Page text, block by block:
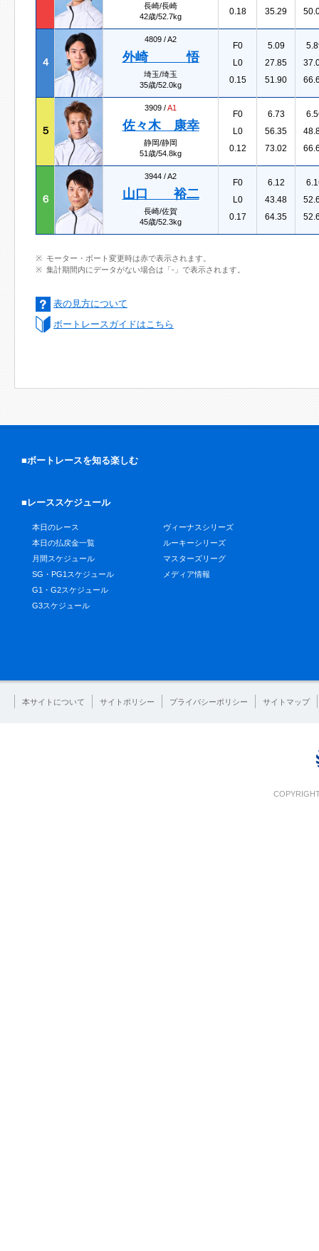
長崎/長崎
42歳/52.7kg
0.18
35.29
４
4809 /A2
外崎 悟
埼玉/埼玉
35歳/52.0kg
F0
L0
0.15
5.09
27.85
51.90
５
3909 /A1
佐々木 康幸
静岡/静岡
51歳/54.8kg
F0
L0
0.12
6.73
56.35
73.02
６
3944 /A2
山口 裕二
長崎/佐賀
45歳/52.3kg
F0
L0
0.17
6.12
43.48
64.35
モーター・ボート変更時は赤で表示されます。
集計期間内にデータがない場合は「-」で表示されます。
表の見方について
ボートレースガイドはこちら
■ボートレースを知る楽しむ
■レーススケジュール
本日のレース
本日の払戻金一覧
月間スケジュール
SG・PG1スケジュール
G1・G2スケジュール
G3スケジュール
ヴィーナスシリーズ
ルーキーシリーズ
マスターズリーグ
メディア情報
本サイトについて サイトポリシー プライバシーポリシー サイトマップ